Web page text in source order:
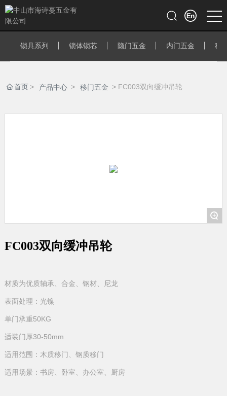
锁具系列 锁体锁芯 隐门五金 内门五金 移
首页 产品中心 移门五金 FC003双向缓冲吊轮
+
FC003双向缓冲吊轮
材质为优质轴承、合金、钢材、尼龙
表面处理：光镍
单门承重50KG
适装门厚30-50mm
适用范围：木质移门、钢质移门